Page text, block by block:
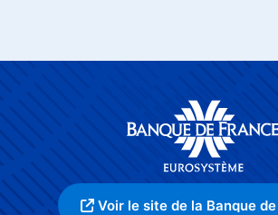
Voir le site de la Banque